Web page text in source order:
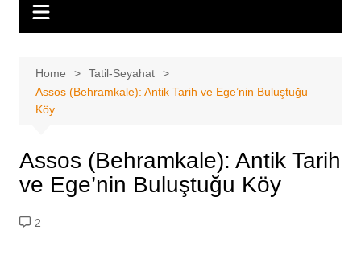
Home
Tatil-Seyahat
Assos (Behramkale): Antik Tarih ve Ege’nin Buluştuğu
Köy
Assos (Behramkale): Antik Tarih
ve Ege’nin Buluştuğu Köy
2